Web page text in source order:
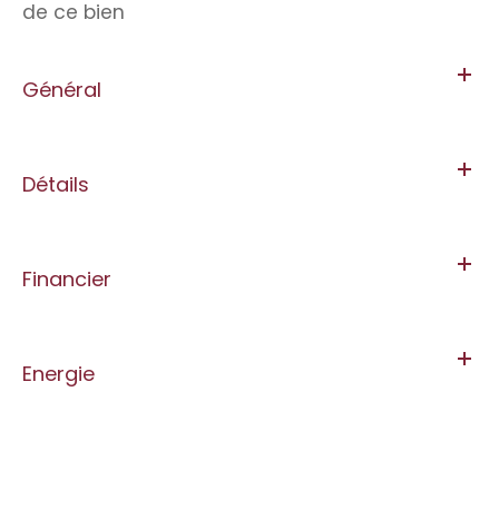
de ce bien
Général
Détails
Financier
Energie